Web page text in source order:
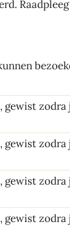
zodra
zodra
zodra
zodra